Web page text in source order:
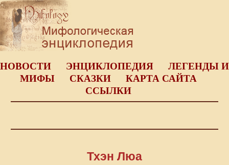
НОВОСТИ ЭНЦИКЛОПЕДИЯ
ЛЕГЕНДЫ И
МИФЫ
СКАЗКИ
КАРТА САЙТА
ССЫЛКИ
Тхэн Люа